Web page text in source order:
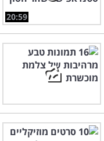
20:59